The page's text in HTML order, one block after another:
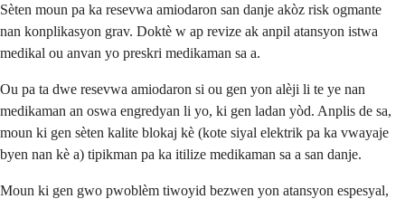
Sèten moun pa ka resevwa amiodaron san danje akòz risk ogmante
nan konplikasyon grav. Doktè w ap revize ak anpil atansyon istwa
medikal ou anvan yo preskri medikaman sa a.
Ou pa ta dwe resevwa amiodaron si ou gen yon alèji li te ye nan
medikaman an oswa engredyan li yo, ki gen ladan yòd. Anplis de sa,
moun ki gen sèten kalite blokaj kè (kote siyal elektrik pa ka vwayaje
byen nan kè a) tipikman pa ka itilize medikaman sa a san danje.
Moun ki gen gwo pwoblèm tiwoyid bezwen yon atansyon espesyal,